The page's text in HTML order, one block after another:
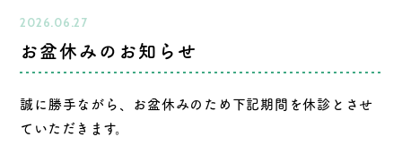
2026.06.27
お盆休みのお知らせ
誠に勝手ながら、お盆休みのため下記期間を休診とさせ
ていただきます。